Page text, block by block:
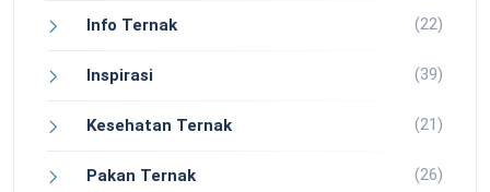
Info Ternak (22)
Inspirasi (39)
Kesehatan Ternak (21)
Pakan Ternak (26)